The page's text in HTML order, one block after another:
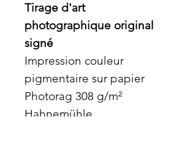
Tirage d'art
photographique original
signé
Impression couleur
pigmentaire sur papier
Photorag 308 g/m²
Hahnemühle.